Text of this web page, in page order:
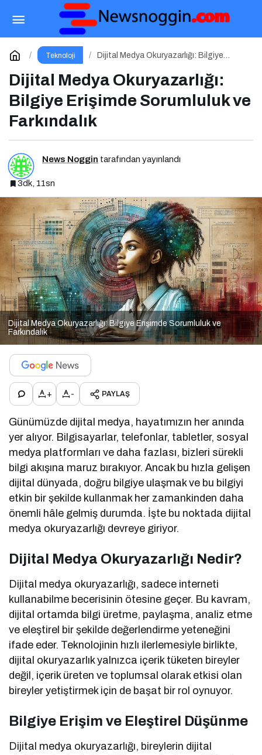
Teknoloji
Dijital Medya Okuryazarlığı: Bilgiye
Dijital Medya Okuryazarlığı:
Bilgiye Erişimde Sorumluluk ve
Farkındalık
News Noggin tarafından yayınlandı
3dk, 11sn
Dijital Medya Okuryazarlığı: Bilgiye Erişimde Sorumluluk ve
Farkındalık
+ - PAYLAŞ
Günümüzde dijital medya, hayatımızın her anında
yer alıyor. Bilgisayarlar, telefonlar, tabletler, sosyal
medya platformları ve daha fazlası, bizleri sürekli
bilgi akışına maruz bırakıyor. Ancak bu hızla gelişen
dijital dünyada, doğru bilgiye ulaşmak ve bu bilgiyi
etkin bir şekilde kullanmak her zamankinden daha
önemli hâle gelmiş durumda. İşte bu noktada dijital
medya okuryazarlığı devreye giriyor.
Dijital Medya Okuryazarlığı Nedir?
Dijital medya okuryazarlığı, sadece interneti
kullanabilme becerisinin ötesine geçer. Bu kavram,
dijital ortamda bilgi üretme, paylaşma, analiz etme
ve eleştirel bir şekilde değerlendirme yeteneğini
ifade eder. Teknolojinin hızlı ilerlemesiyle birlikte,
dijital okuryazarlık yalnızca içerik tüketen bireyler
değil, içerik üreten ve toplumsal olarak etkisi olan
bireyler yetiştirmek için de başat bir rol oynuyor.
Bilgiye Erişim ve Eleştirel Düşünme
Dijital medya okuryazarlığı, bireylerin dijital
Yapay Zeka Yeni Bir Pazarlama Dili Konuşuyor:
ChatGPT’nin Güncellemeleri ve Markalara Yönelik
Fırsatlar
Yorum Yap